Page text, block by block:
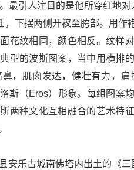
最引人注目的是他所穿红地
，下摆两侧开衩至胯部。用作
花纹相同，颜色相反。纹样
型的波斯图案，当中用横排
，肌肉发达，健壮有力，
斯（Eros）形象。每组图案
两种文化互相融合的艺术特
安乐古城南佛塔内出土的《三